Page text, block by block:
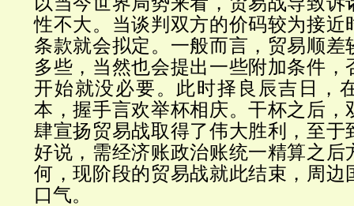
性不大。当谈判双方的价码较为接近
条款就会拟定。一般而言，贸易顺差
多些，当然也会提出一些附加条件，
开始就没必要。此时择良辰吉日，
本，握手言欢举杯相庆。干杯之后，
肆宣扬贸易战取得了伟大胜利， 至于
好说，需经济账政治账统一精算之后
何，现阶段的贸易战就此结束，周边
口气。